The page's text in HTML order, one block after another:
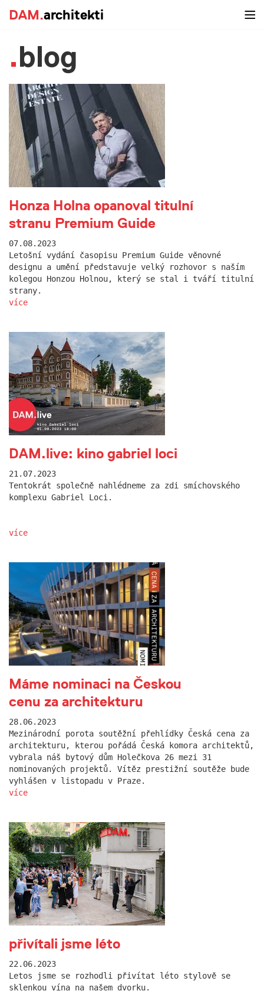
DAM.architekti
blog
Honza Holna opanoval titulní
stranu Premium Guide
07.08.2023
Letošní vydání časopisu Premium Guide věnovné
designu a umění představuje velký rozhovor s naším
kolegou Honzou Holnou, který se stal i tváří titulní
strany.
více
DAM.live: kino gabriel loci
21.07.2023
Tentokrát společně nahlédneme za zdi smíchovského
komplexu Gabriel Loci.
více
Máme nominaci na Českou
cenu za architekturu
28.06.2023
Mezinárodní porota soutěžní přehlídky Česká cena za
architekturu, kterou pořádá Česká komora architektů,
vybrala náš bytový dům Holečkova 26 mezi 31
nominovaných projektů. Vítěz prestižní soutěže bude
vyhlášen v listopadu v Praze.
více
přivítali jsme léto
22.06.2023
Letos jsme se rozhodli přivítat léto stylově se
sklenkou vína na našem dvorku.